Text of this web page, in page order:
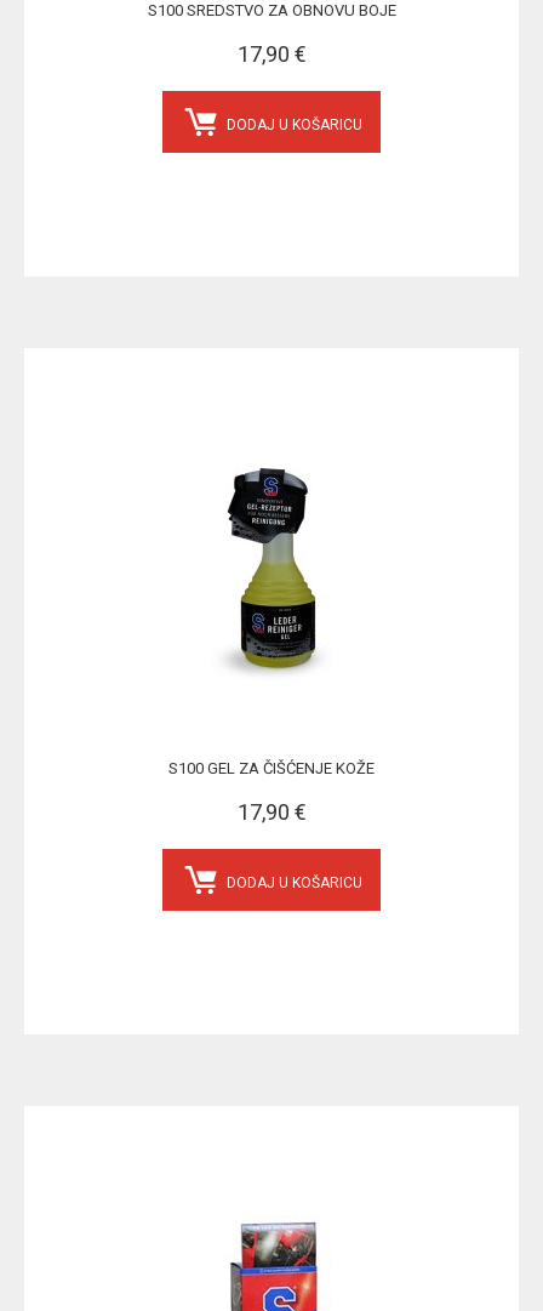
S100 SREDSTVO ZA OBNOVU BOJE
17,90 €
DODAJ U KOŠARICU
S100 GEL ZA ČIŠĆENJE KOŽE
17,90 €
DODAJ U KOŠARICU